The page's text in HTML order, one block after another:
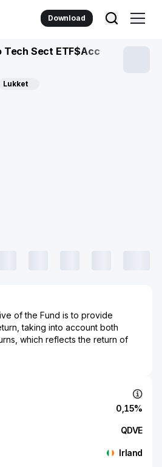
Download
Tech Sect ETF$Acc
Lukket
of the Fund is to provide
taking into account both
which reflects the return of
0,15%
QDVE
Irland